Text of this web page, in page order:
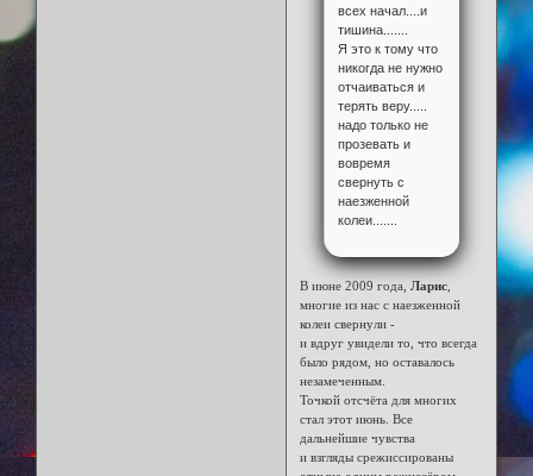
всех начал....и
тишина.......
Я это к тому что
никогда не нужно
отчаиваться и
терять веру.....
надо только не
прозевать и
вовремя
свернуть с
наезженной
колеи.......
В июне 2009 года,Ларис
многие из нас с наезженной
колеи свернули -
и вдруг увидели то, что всегда
было рядом, но оставалось
незамеченным.
Точкой отсчёта для многих
стал этот июнь. Все
дальнейшие чувства
и взгляды срежиссированы